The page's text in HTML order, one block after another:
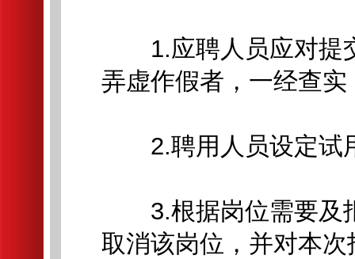
1.应聘人员应对提
弄虚作假者，一经查
2.聘用人员设定试
3.根据岗位需要及
取消该岗位，并对本